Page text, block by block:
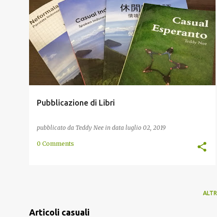
Pubblicazione di Libri
pubblicato da Teddy Nee in data luglio 02, 2019
AMAZON EDITORE FRASARIO IN LINEA LIBRO
SMASHWORDS +
STORIA
0 Comments
Articoli casuali